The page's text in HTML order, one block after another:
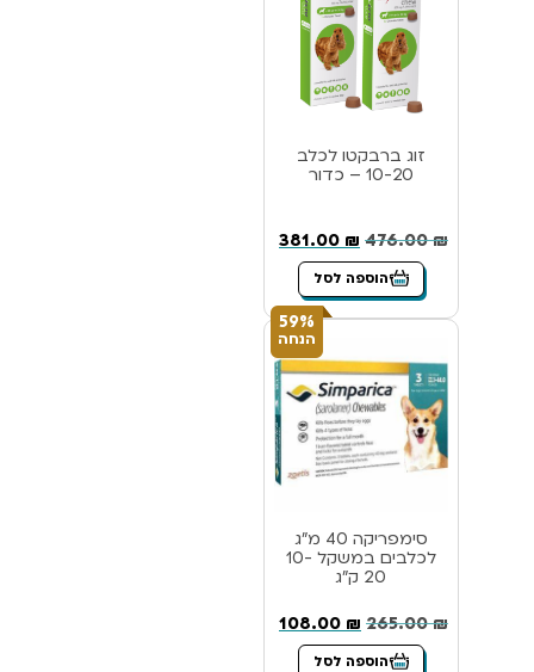
זוג ברבקטו לכלב
10-20 – כדור
476.00₪
381.00 ₪
הוספה לסל
59%
הנחה
סימפריקה 40 מ”ג
לכלבים במשקל 10-
20 ק”ג
265.00₪
108.00 ₪
הוספה לסל